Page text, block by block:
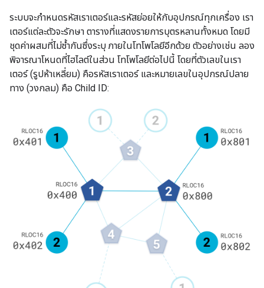
ระบบจะกำหนดรหัสเราเตอร์และรหัสย่อยให้กับอุปกรณ์ทุกเครื่อง เรา
เตอร์แต่ละตัวจะรักษา ตารางที่แสดงรายการบุตรหลานทั้งหมด โดยมี
ชุดค่าผสมที่ไม่ซ้ำกันซึ่งระบุ ภายในโทโพโลยีอีกด้วย ตัวอย่างเช่น ลอง
พิจารณาโหนดที่ไฮไลต์ในส่วน โทโพโลยีต่อไปนี้ โดยที่ตัวเลขในเรา
เตอร์ (รูปห้าเหลี่ยม) คือรหัสเราเตอร์ และหมายเลขในอุปกรณ์ปลาย
ทาง (วงกลม) คือ Child ID: